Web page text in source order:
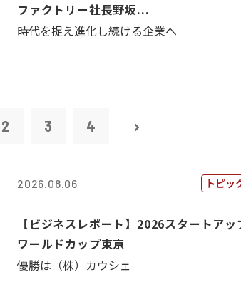
ファクトリー社長野坂...
時代を捉え進化し続ける企業へ
2 3 4
2026.08.06 トピッ
【ビジネスレポート】2026スタートアッ
ワールドカップ東京
優勝は（株）カウシェ